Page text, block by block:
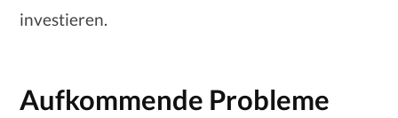
investieren.
Aufkommende Probleme